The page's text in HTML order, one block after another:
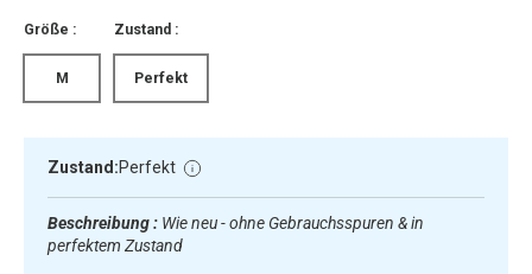
Größe :
M
Zustand :
Perfekt
Zustand:Perfekt
Beschreibung : Wie neu - ohne Gebrauchsspuren & in
perfektem Zustand